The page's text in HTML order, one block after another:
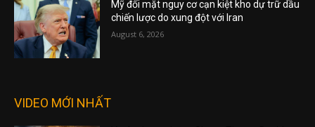
Mỹ đối mặt nguy cơ cạn kiệt kho dự trữ dầu
chiến lược do xung đột với Iran
August 6, 2026
VIDEO MỚI NHẤT